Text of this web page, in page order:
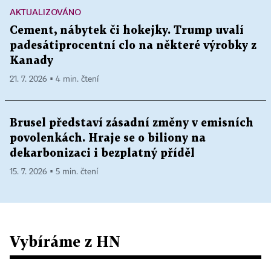
AKTUALIZOVÁNO
Cement, nábytek či hokejky. Trump uvalí
padesátiprocentní clo na některé výrobky z
Kanady
21. 7. 2026 ▪ 4 min. čtení
Brusel představí zásadní změny v emisních
povolenkách. Hraje se o biliony na
dekarbonizaci i bezplatný příděl
15. 7. 2026 ▪ 5 min. čtení
Vybíráme z HN